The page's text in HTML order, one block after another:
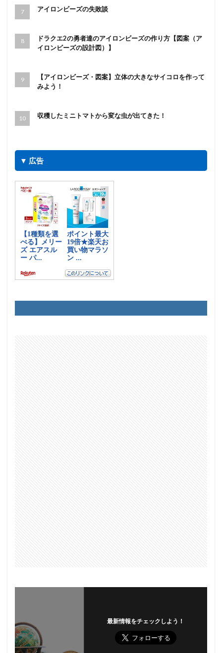
アイロンビーズの失敗談
ドラクエ2の勇者達のアイロンビーズの作り方【図案（ア
イロンビーズの設計図）】
【アイロンビーズ・図案】立体の大きなサイコロを作って
みよう！
収穫したミニトマトから変な虫が出てきた！
▼ 広告
最新情報をチェックしよう！